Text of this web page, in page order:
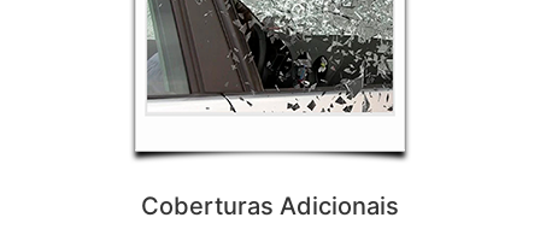
Coberturas Adicionais